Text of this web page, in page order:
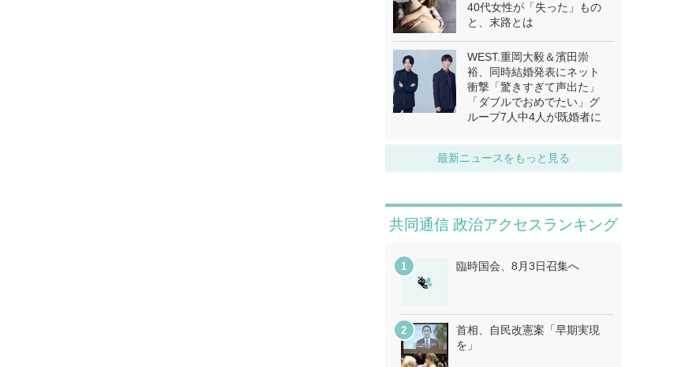
40代女性が「失った」もの
と、末路とは
WEST.重岡大毅＆濱田崇
裕、同時結婚発表にネット
衝撃「驚きすぎて声出た」
「ダブルでおめでたい」グ
ループ7人中4人が既婚者に
最新ニュースをもっと見る
共同通信 政治アクセスランキング
臨時国会、8月3日召集へ
首相、自民改憲案「早期実現
を」